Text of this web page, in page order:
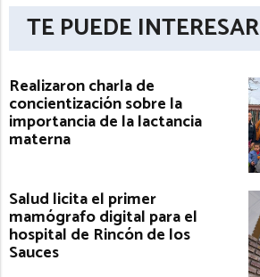
TE PUEDE INTERESAR
Realizaron charla de
concientización sobre la
importancia de la lactancia
materna
Salud licita el primer
mamógrafo digital para el
hospital de Rincón de los
Sauces